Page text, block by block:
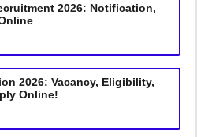
2026: Notification,
2026: Vacancy, Eligibility,
Online!